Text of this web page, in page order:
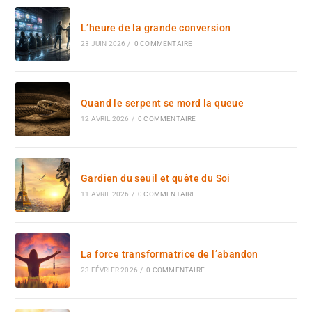
L’heure de la grande conversion
23 JUIN 2026 / 0 COMMENTAIRE
Quand le serpent se mord la queue
12 AVRIL 2026 / 0 COMMENTAIRE
Gardien du seuil et quête du Soi
11 AVRIL 2026 / 0 COMMENTAIRE
La force transformatrice de l’abandon
23 FÉVRIER 2026 / 0 COMMENTAIRE